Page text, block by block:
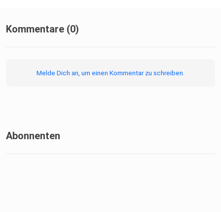
Kommentare (0)
Melde Dich an, um einen Kommentar zu schreiben.
Abonnenten